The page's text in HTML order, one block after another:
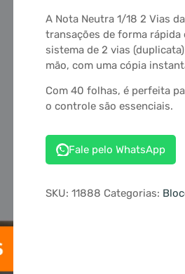
A Nota Neutra 1/18 2 Vias
transações de forma
sistema de 2 vias
mão, com uma cópia
Com 40 folhas, é perfeita
o controle são essenciais.
Fale pelo WhatsApp
SKU: 11888 Categorias: